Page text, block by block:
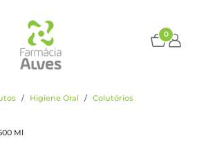
0
Higiene Oral Colutórios
Ml